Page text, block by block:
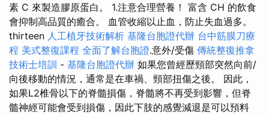
素 C 來製造膠原蛋白。 1.注意合理營養！ 富含 CH 的飲食
會抑制高品質的癒合。 血管收縮以止血，防止失血過多。
thirteen 人工植牙技術解析 基隆台胞證代辦 台中筋膜刀療
程 美式整復課程 全面了解台胞證.意外/受傷 傳統整復推拿
技術士培訓 - 基隆台胞證代辦 如果您曾經歷頸部突然向前/
向後移動的情況，通常是在車禍、頸部扭傷之後。 因此，
如果L2椎骨以下的脊髓損傷，脊髓將不再受到影響，但脊
髓神經可能會受到損傷，因此下肢的感覺減退是可以預料